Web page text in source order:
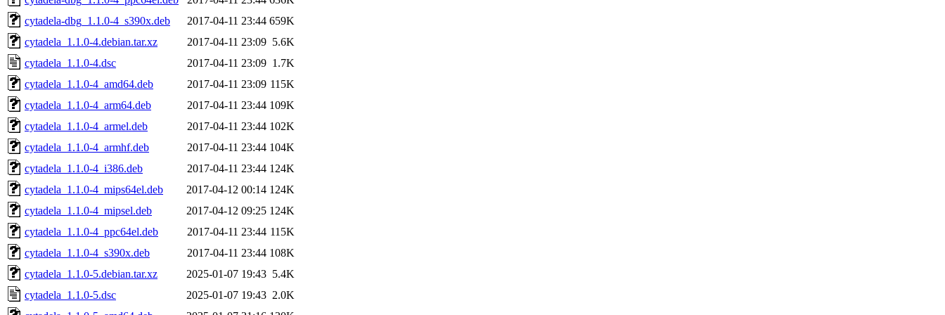
cytadela-dbg_1.1.0-4_s390x.deb
2017-04-11 23:44 659K
cytadela_1.1.0-4.debian.tar.xz
2017-04-11 23:09 5.6K
cytadela_1.1.0-4.dsc
2017-04-11 23:09 1.7K
cytadela_1.1.0-4_amd64.deb
2017-04-11 23:09 115K
cytadela_1.1.0-4_arm64.deb
2017-04-11 23:44 109K
cytadela_1.1.0-4_armel.deb
2017-04-11 23:44 102K
cytadela_1.1.0-4_armhf.deb
2017-04-11 23:44 104K
cytadela_1.1.0-4_i386.deb
2017-04-11 23:44 124K
cytadela_1.1.0-4_mips64el.deb
2017-04-12 00:14 124K
cytadela_1.1.0-4_mipsel.deb
2017-04-12 09:25 124K
cytadela_1.1.0-4_ppc64el.deb
2017-04-11 23:44 115K
cytadela_1.1.0-4_s390x.deb
2017-04-11 23:44 108K
cytadela_1.1.0-5.debian.tar.xz
2025-01-07 19:43 5.4K
cytadela_1.1.0-5.dsc
2025-01-07 19:43 2.0K